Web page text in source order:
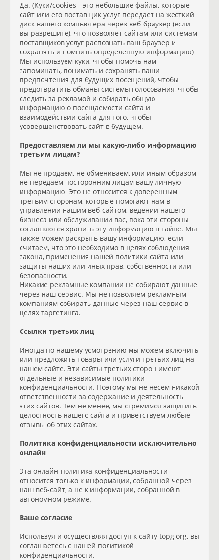
Да. (Куки/сookies - это небольшие файлы, которые
сайт или его поставщик услуг передает на жесткий
диск вашего компьютера через веб-браузер (если
вы разрешите), что позволяет сайтам или системам
поставщиков услуг распознать ваш браузер и
сохранять и помнить определенную информацию)
Мы используем куки, чтобы помочь нам
запоминать, понимать и сохранять ваши
предпочтения для будущих посещений, чтобы
предотвратить обманы системы голосования, чтобы
следить за рекламой и собирать общую
информацию о посещаемости сайта и
взаимодействии сайта для того, чтобы
усовершенствовать сайт в будущем.
Предоставляем ли мы какую-либо информацию
третьим лицам?
Мы не продаем, не обмениваем, или иным образом
не передаем посторонним лицам вашу личную
информацию. Это не относится к доверенным
третьим сторонам, которые помогают нам в
управлении нашим веб-сайтом, ведении нашего
бизнеса или обслуживании вас, пока эти стороны
соглашаются хранить эту информацию в тайне. Мы
также можем раскрыть вашу информацию, если
считаем, что это необходимо в целях соблюдения
закона, применения нашей политики сайта или
защиты наших или иных прав, собственности или
безопасности.
Никакие рекламные компании не собирают данные
через наш сервис. Мы не позволяем рекламным
компаниям собирать данные через наш сервис в
целях таргетинга.
Ссылки третьих лиц
Иногда по нашему усмотрению мы можем включить
или предложить товары или услуги третьих лиц на
нашем сайте. Эти сайты третьих сторон имеют
отдельные и независимые политики
конфиденциальности. Поэтому мы не несем никакой
ответственности за содержание и деятельность
этих сайтов. Тем не менее, мы стремимся защитить
целостность нашего сайта и приветствуем любые
отзывы об этих сайтах.
Политика конфиденциальности исключительно
онлайн
Эта онлайн-политика конфиденциальности
относится только к информации, собранной через
наш веб-сайт, а не к информации, собранной в
автономном режиме.
Ваше согласие
Используя и осуществляя доступ к сайту topg.org, вы
соглашаетесь с нашей политикой
конфиденциальности.